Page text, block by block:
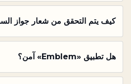
كيف يتم التحقق من شعار جواز
هل تطبيق «Emblem» آمن؟